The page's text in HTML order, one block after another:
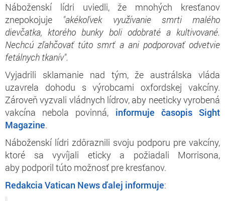
Náboženskí lídri uviedli, že mnohých kresťanov
znepokojuje "akékoľvek využívanie smrti malého
dievčatka, ktorého bunky boli odobraté a kultivované.
Nechcú zľahčovať túto smrť a ani podporovať odvetvie
fetálnych tkanív".
Vyjadrili sklamanie nad tým, že austrálska vláda
uzavrela dohodu s výrobcami oxfordskej vakcíny.
Zároveň vyzvali vládnych lídrov, aby neeticky vyrobená
vakcína nebola povinná, informuje časopis Sight
Magazine.
Náboženskí lídri zdôraznili svoju podporu pre vakcíny,
ktoré sa vyvíjali eticky a požiadali Morrisona,
aby podporil túto možnosť pre kresťanov.
Redakcia Vatican News ďalej informuje: